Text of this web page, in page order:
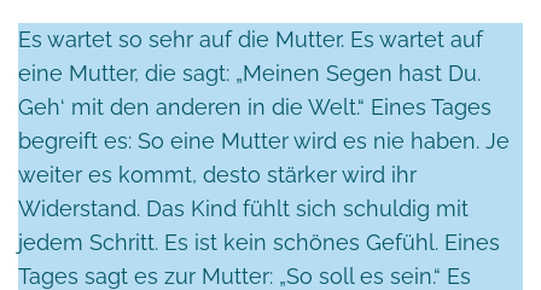
Es wartet so sehr auf die Mutter. Es wartet auf
eine Mutter, die sagt: „Meinen Segen hast Du.
Geh‘ mit den anderen in die Welt.“ Eines Tages
begreift es: So eine Mutter wird es nie haben. Je
weiter es kommt, desto stärker wird ihr
Widerstand. Das Kind fühlt sich schuldig mit
jedem Schritt. Es ist kein schönes Gefühl. Eines
Tages sagt es zur Mutter: „So soll es sein.“ Es